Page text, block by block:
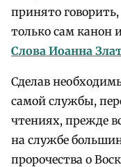
принято
только сам канон
Слова Иоанна
Сделав
самой службы,
чтениях, прежде
на службе
пророчества о